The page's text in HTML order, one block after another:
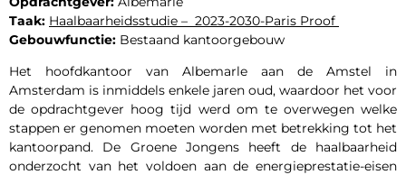
Taak: Haalbaarheidsstudie – 2023-2030-Paris Proof
Gebouwfunctie: Bestaand kantoorgebouw
Het hoofdkantoor van Albemarle aan de Amstel in
Amsterdam is inmiddels enkele jaren oud, waardoor het voor
de opdrachtgever hoog tijd werd om te overwegen welke
stappen er genomen moeten worden met betrekking tot het
kantoorpand. De Groene Jongens heeft de haalbaarheid
onderzocht van het voldoen aan de energieprestatie-eisen